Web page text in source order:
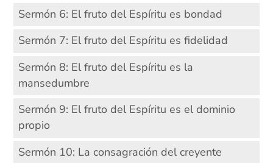
Sermón 6: El fruto del Espíritu es bondad
Sermón 7: El fruto del Espíritu es fidelidad
Sermón 8: El fruto del Espíritu es la
mansedumbre
Sermón 9: El fruto del Espíritu es el dominio
propio
Sermón 10: La consagración del creyente